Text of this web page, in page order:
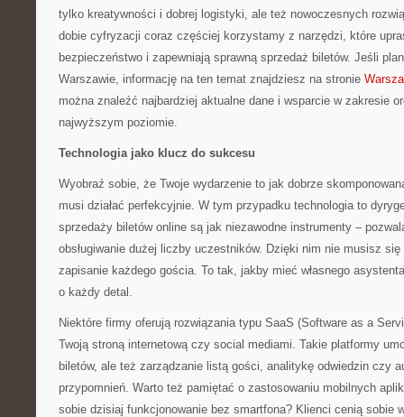
tylko kreatywności i dobrej logistyki, ale też nowoczesnych
dobie cyfryzacji coraz częściej korzystamy z narzędzi, które
bezpieczeństwo i zapewniają sprawną sprzedaż biletów. Jeśli
Warszawie, informację na ten temat znajdziesz na stronie
można znaleźć najbardziej aktualne dane i wsparcie w zakresie
najwyższym poziomie.
Technologia jako klucz do sukcesu
Wyobraź sobie, że Twoje wydarzenie to jak dobrze
musi działać perfekcyjnie. W tym przypadku technologia to
sprzedaży biletów online są jak niezawodne instrumenty –
obsługiwanie dużej liczby uczestników. Dzięki nim nie musisz
zapisanie każdego gościa. To tak, jakby mieć własnego
o każdy detal.
Niektóre firmy oferują rozwiązania typu SaaS (Software as a
Twoją stroną internetową czy social mediami. Takie platformy
biletów, ale też zarządzanie listą gości, analitykę odwiedzin czy
przypomnień. Warto też pamiętać o zastosowaniu mobilnych
sobie dzisiaj funkcjonowanie bez smartfona? Klienci cenią sobie